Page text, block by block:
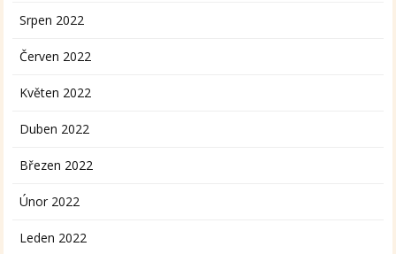
Srpen 2022
Červen 2022
Květen 2022
Duben 2022
Březen 2022
Únor 2022
Leden 2022